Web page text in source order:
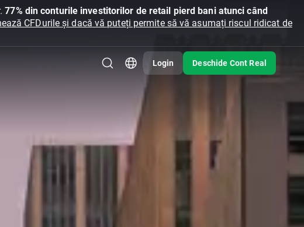
77% din conturile investitorilor de retail pierd bani atunci când
CFDurile și dacă vă puteți permite să vă asumați riscul ridicat de
Login Deschide Cont Real